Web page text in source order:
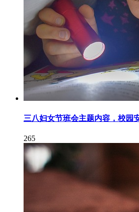
三八妇女节班会主题内容，校园
265